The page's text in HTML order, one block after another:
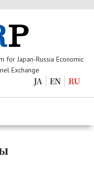
for Japan-Russia Economic
Exchange
JA EN RU